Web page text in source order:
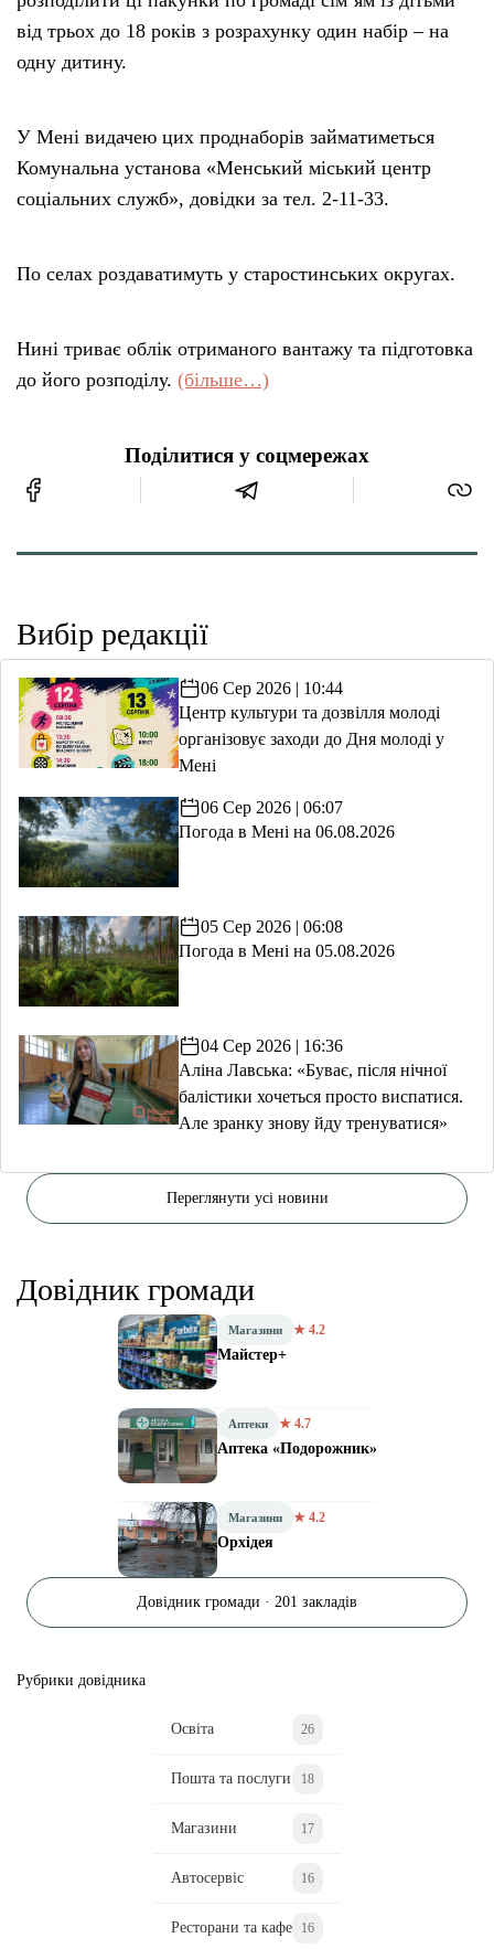
від трьох до 18 років з розрахунку один набір – на
одну дитину.
У Мені видачею цих проднаборів займатиметься
Комунальна установа «Менський міський центр
соціальних служб», довідки за тел. 2-11-33.
По селах роздаватимуть у старостинських округах.
Нині триває облік отриманого вантажу та підготовка
до його розподілу. (більше…)
Поділитися у соцмережах
Вибір редакції
06 Сер 2026 | 10:44
Центр культури та дозвілля молоді
організовує заходи до Дня молоді у
Мені
06 Сер 2026 | 06:07
Погода в Мені на 06.08.2026
05 Сер 2026 | 06:08
Погода в Мені на 05.08.2026
04 Сер 2026 | 16:36
Аліна Лавська: «Буває, після нічної
балістики хочеться просто виспатися.
Але зранку знову йду тренуватися»
Переглянути усі новини
Довідник громади
Магазини ★ 4.2
Майстер+
Аптеки ★ 4.7
Аптека «Подорожник»
Магазини ★ 4.2
Орхідея
Довідник громади · 201 закладів
Рубрики довідника
Освіта 26
Пошта та послуги 18
Магазини 17
Автосервіс 16
Ресторани та кафе 16